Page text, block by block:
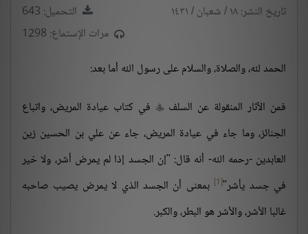
تاريخ النشر: ١٨ / شعبان / ١٤٣١
التحميل: 643
مرات الإستماع: 1298
الحمد لله، والصلاة، والسلام على رسول الله أما بعد:
فمن الآثار المنقولة عن السلف في كتاب عيادة المريض، واتباع
الجنائز، وما جاء في عيادة المريض، جاء عن علي بن الحسين زين
العابدين -رحمه الله- أنه قال: "إن الجسد إذا لم يمرض أشر، ولا خير
في جسد يأشر"[1]
بمعنى أن الجسد الذي لا يمرض يصيب صاحبه
غالبا الأشر، والأشر هو البطر، والكبر.